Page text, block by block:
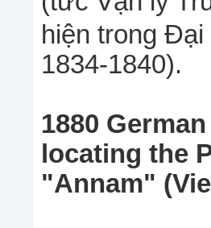
hiện trong
1834-1840).
1880
locating the
"Annam"